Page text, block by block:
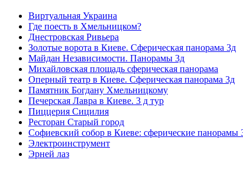
Виртуальная Украина
Где поесть в Хмельницком?
Днестровская Ривьера
Золотые ворота в Киеве. Сферическая панорама 3д
Майдан Независимости. Панорамы 3д
Михайловская площадь сферическая панорама
Оперный театр в Киеве. Сферическая панорама 3д
Памятник Богдану Хмельницкому
Печерская Лавра в Киеве. 3 д тур
Пиццерия Сицилия
Ресторан Старый город
Софиевский собор в Киеве: сферические панорамы
Электроинструмент
Эрней лаз